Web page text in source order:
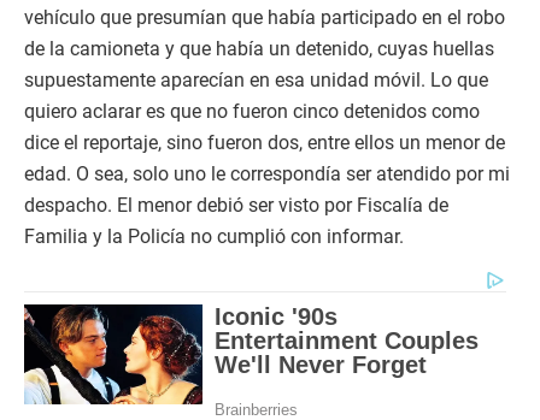
vehículo que presumían que había participado en el robo
de la camioneta y que había un detenido, cuyas huellas
supuestamente aparecían en esa unidad móvil. Lo que
quiero aclarar es que no fueron cinco detenidos como
dice el reportaje, sino fueron dos, entre ellos un menor de
edad. O sea, solo uno le correspondía ser atendido por mi
despacho. El menor debió ser visto por Fiscalía de
Familia y la Policía no cumplió con informar.